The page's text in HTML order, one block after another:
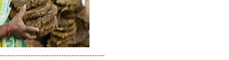
-----------------------------------------